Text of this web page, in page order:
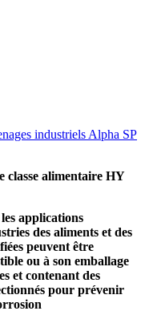
industriels Alpha SP
classe alimentaire HY
applications
des aliments et des
peuvent être
ou à son emballage
et contenant des
pour prévenir